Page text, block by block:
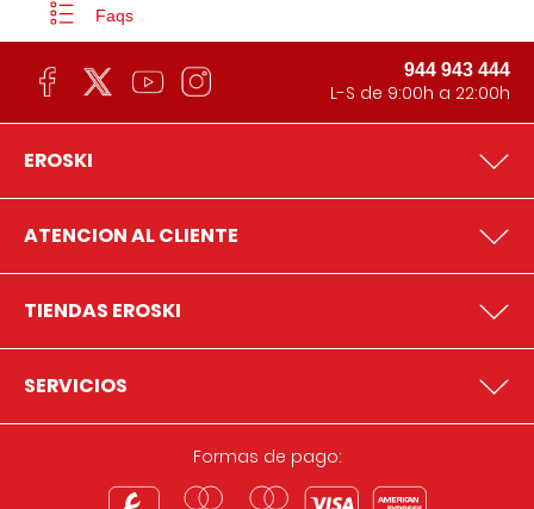
Faqs
944 943 444
L-S de 9:00h a 22:00h
EROSKI
ATENCION AL CLIENTE
TIENDAS EROSKI
SERVICIOS
Formas de pago: